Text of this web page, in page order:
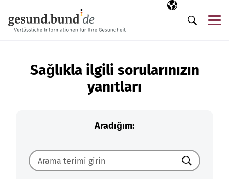
Seçili dil
TR
Arama
Sağlıkla ilgili sorularınızın
yanıtları
Aradığım:
Ara